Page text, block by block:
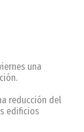
una
reducción del
edificios